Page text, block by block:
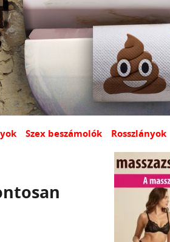
Szex beszámolók Rosszlányok